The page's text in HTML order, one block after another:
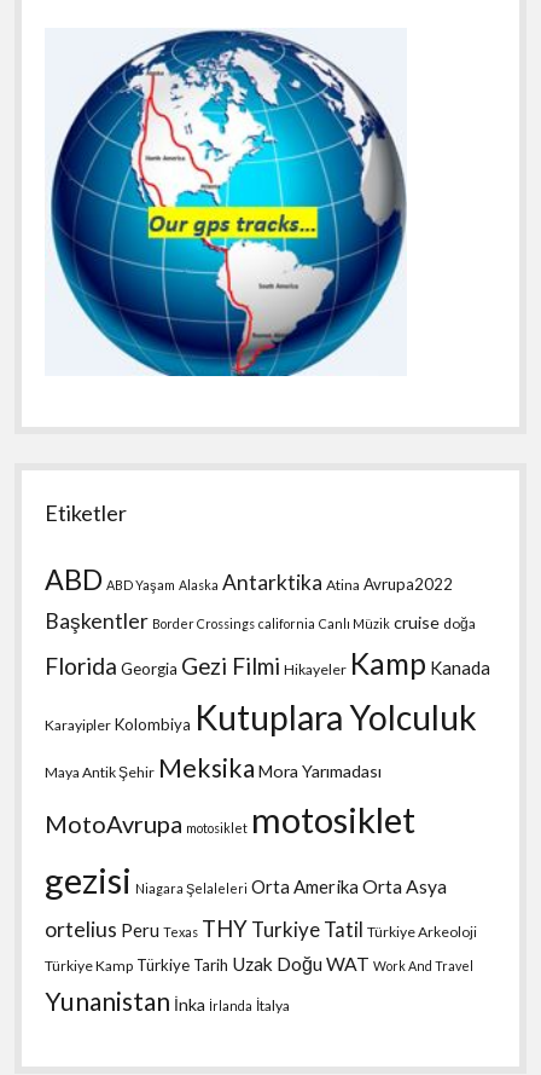
Etiketler
ABD ABD Yaşam Alaska Antarktika Atina Avrupa2022
Başkentler Border Crossings california Canlı Müzik cruise doğa
Florida Georgia Gezi Filmi Hikayeler Kamp Kanada
Karayipler Kolombiya Kutuplara Yolculuk
Maya Antik Şehir Meksika Mora Yarımadası
MotoAvrupa motosiklet motosiklet
gezisi Niagara Şelaleleri Orta Amerika Orta Asya
ortelius Peru Texas THYTurkiye Tatil Türkiye Arkeoloji
Türkiye Kamp Türkiye Tarih Uzak DoğuWAT Work And Travel
Yunanistan İnka İrlanda İtalya